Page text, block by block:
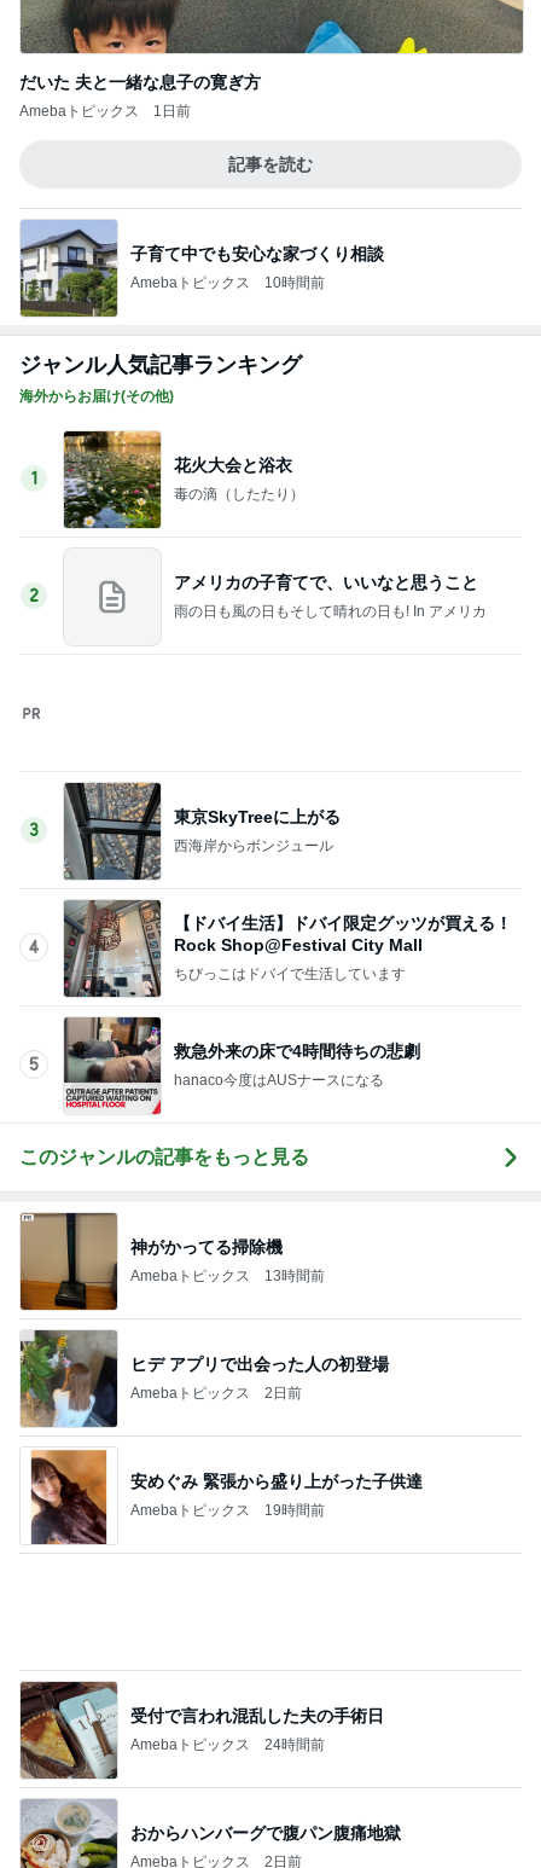
ジャンル人気記事ランキング
海外からお届け(その他)
花火大会と浴衣
2
雨の日も風の日もそして晴れの日も! In アメリカ
3
西海岸からボンジュール
4
【ドバイ生活】ドバイ限定グッツが買える！
Rock Shop@Festival City Mall
ちびっこはドバイで生活しています
5
救急外来の床で4時間待ちの悲劇
hanaco今度はAUSナースになる
神がかってる掃除機
Amebaトピックス 13時間前
ヒデ アプリで出会った人の初登場
Amebaトピックス 2日前
安めぐみ 緊張から盛り上がった子供達
Amebaトピックス 19時間前
Amebaトピックス 24時間前
おからハンバーグで腹パン腹痛地獄
Amebaトピックス 2日前
記事を読む
3軒はしごした大満足な誕生日